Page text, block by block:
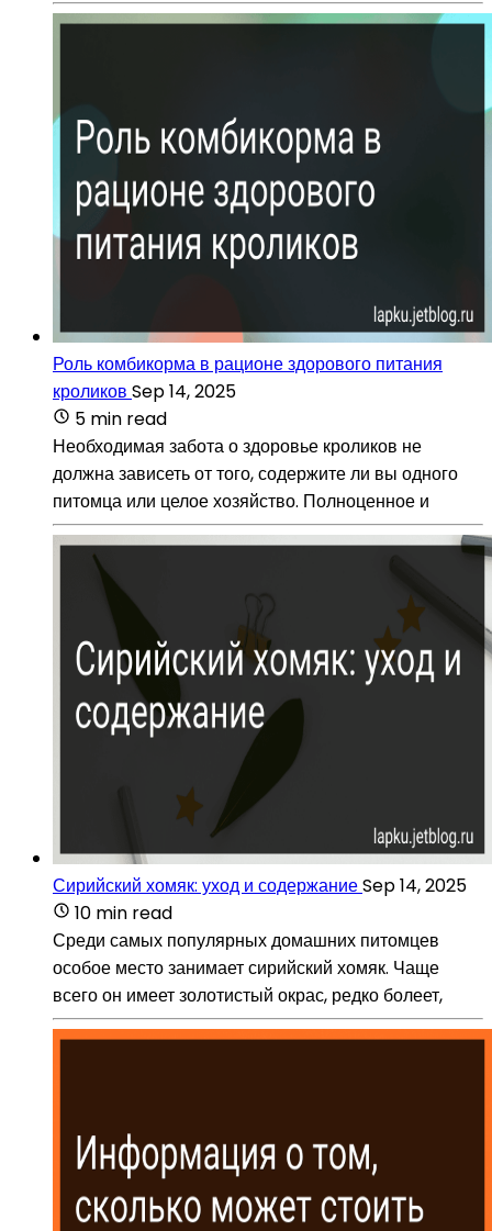
Роль комбикорма в рационе здорового питания
кроликов Sep 14, 2025
5 min read
Необходимая забота о здоровье кроликов не
должна зависеть от того, содержите ли вы одного
питомца или целое хозяйство. Полноценное и
Сирийский хомяк: уход и содержаниеSep 14, 2025
10 min read
Среди самых популярных домашних питомцев
особое место занимает сирийский хомяк. Чаще
всего он имеет золотистый окрас, редко болеет,